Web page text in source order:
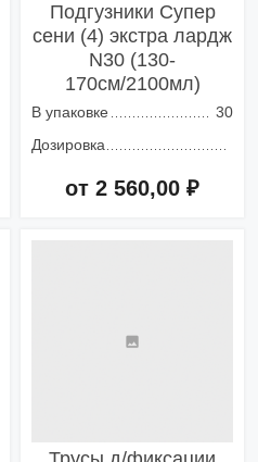
Подгузники Супер
сени (4) экстра лардж
N30 (130-
170см/2100мл)
В упаковке
30
Дозировка
от 2 560,00 ₽